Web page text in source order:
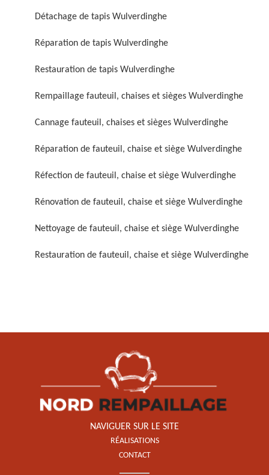
chaise et siège 59
chaise et siège 59
Rénovation de fauteuil,
Nettoyage de fauteuil,
chaise et siège 59
Détachage de tapis Wulverdinghe
Réparation de tapis Wulverdinghe
Restauration de tapis Wulverdinghe
Rempaillage fauteuil, chaises et sièges Wulverdinghe
Cannage fauteuil, chaises et sièges Wulverdinghe
Réparation de fauteuil, chaise et siège Wulverdinghe
Réfection de fauteuil, chaise et siège Wulverdinghe
Rénovation de fauteuil, chaise et siège Wulverdinghe
Nettoyage de fauteuil, chaise et siège Wulverdinghe
Restauration de fauteuil, chaise et siège Wulverdinghe
NAVIGUER SUR LE SITE
RÉALISATIONS
CONTACT